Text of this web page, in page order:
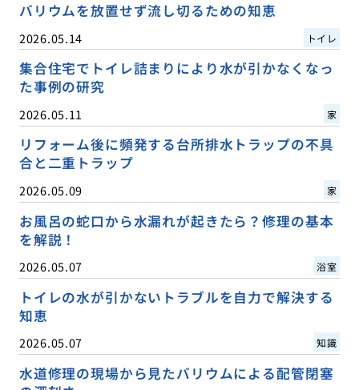
バリウムを放置せず流し切るための知恵
2026.05.14 トイレ
集合住宅でトイレ詰まりにより水が引かなくなっ
た事例の研究
2026.05.11 家
リフォーム後に頻発する台所排水トラップの不具
合と二重トラップ
2026.05.09 家
お風呂の蛇口から水漏れが起きたら？修理の基本
を解説！
2026.05.07 浴室
トイレの水が引かないトラブルを自力で解決する
知恵
2026.05.07 知識
水道修理の現場から見たバリウムによる配管閉塞